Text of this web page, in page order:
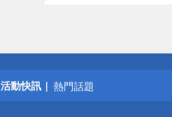
活動快訊
詐騙網頁！請小心！
得獎公告
熱門話題
銀行優惠